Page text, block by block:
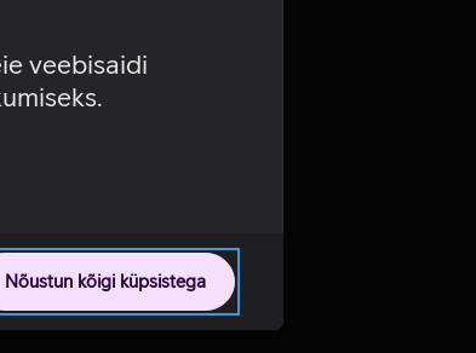
veebisaidi
Nõustun kõigi küpsistega